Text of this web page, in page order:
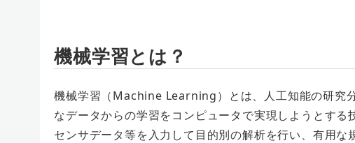
機械学習とは？
機械学習（Machine Learning）とは、人工知能の研究
なデータからの学習をコンピュータで実現しようとする
センサデータ等を入力して目的別の解析を行い、有用